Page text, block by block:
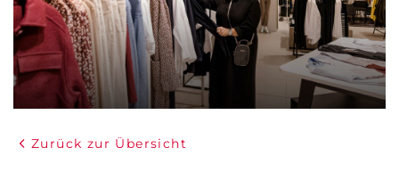
Zurück zur Übersicht